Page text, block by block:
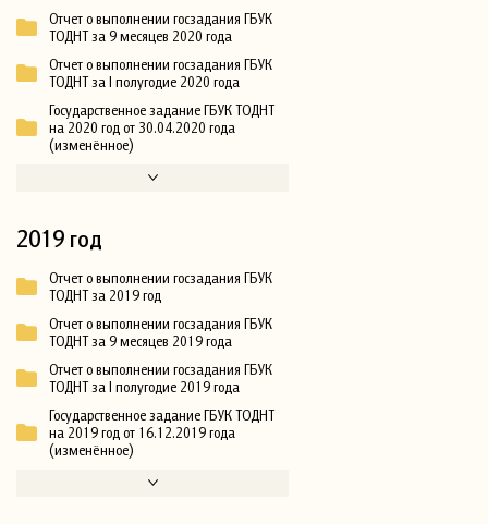
Отчет о выполнении госзадания ГБУК
ТОДНТ за 9 месяцев 2020 года
Отчет о выполнении госзадания ГБУК
ТОДНТ за I полугодие 2020 года
Государственное задание ГБУК ТОДНТ
на 2020 год от 30.04.2020 года
(изменённое)
2019 год
Отчет о выполнении госзадания ГБУК
ТОДНТ за 2019 год
Отчет о выполнении госзадания ГБУК
ТОДНТ за 9 месяцев 2019 года
Отчет о выполнении госзадания ГБУК
ТОДНТ за I полугодие 2019 года
Государственное задание ГБУК ТОДНТ
на 2019 год от 16.12.2019 года
(изменённое)